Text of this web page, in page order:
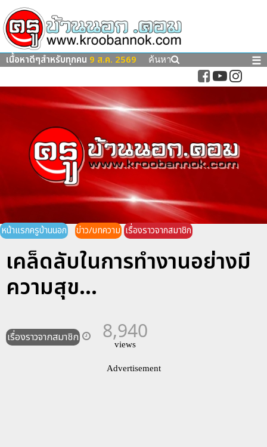
เนื้อหาดีๆสำหรับทุกคน 9 ส.ค. 2569 ค้นหา ☰
หน้าแรกครูบ้านนอก ข่าว/บทความ เรื่องราวจากสมาชิก
เคล็ดลับในการทำงานอย่างมี
ความสุข...
เรื่องราวจากสมาชิก 8,940
views
Advertisement